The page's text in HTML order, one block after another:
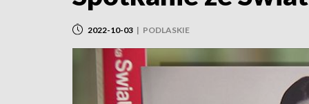
2022-10-03 | PODLASKIE